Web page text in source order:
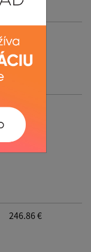
195.88 €
246.86 €